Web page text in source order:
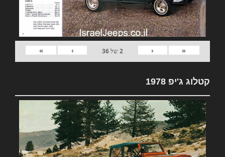
«
‹
2של36
›
»
קטלוג ג'יפ 1978